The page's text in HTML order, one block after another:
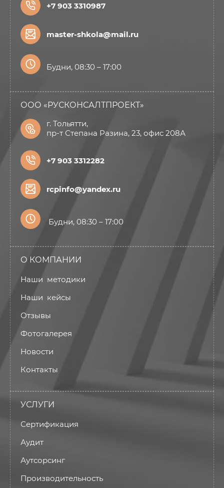
+7 903 3310987
master-shkola@mail.ru
Будни, 08:30 – 17:00
ООО «РУСКОНСАЛТПРОЕКТ»
г. Тольятти,
пр-т Степана Разина, 23, офис 208А
+7 903 3312282
rcpinfo@yandex.ru
Будни, 08:30 – 17:00
О КОМПАНИИ
Наши методики
Наши кейсы
Отзывы
Фотогалерея
Новости
Контакты
УСЛУГИ
Сертификация
Аудит
Аутсорсинг
Производительность